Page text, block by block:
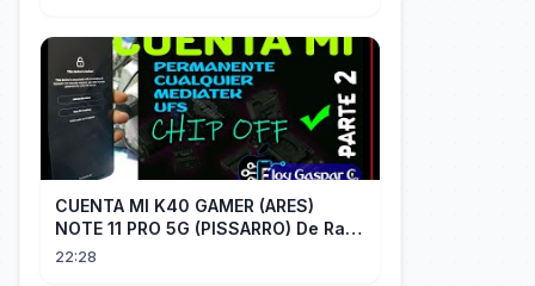
CUENTA MI K40 GAMER (ARES)
NOTE 11 PRO 5G (PISSARRO) De Raiz
CHIP OFF VIA MIPI TESTER PARTE 2
22:28